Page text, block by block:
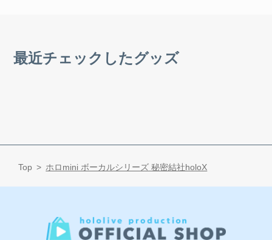
最近チェックしたグッズ
Top ホロmini ボーカルシリーズ 秘密結社holoX